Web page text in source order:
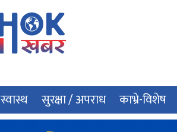
स्वास्थ सुरक्षा / अपराध काभ्रे-विशेष